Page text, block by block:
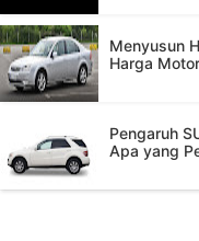
Menyusun
Harga
Pengaruh
Apa yang